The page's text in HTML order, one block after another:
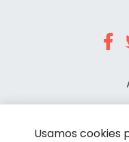
Usamos cookies